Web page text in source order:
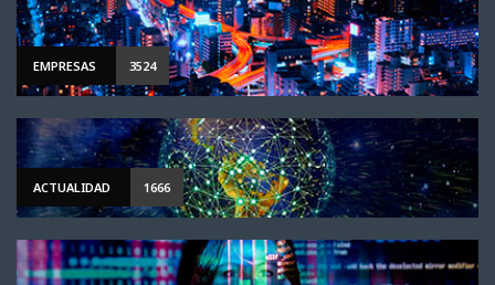
EMPRESAS 3524
ACTUALIDAD 1666